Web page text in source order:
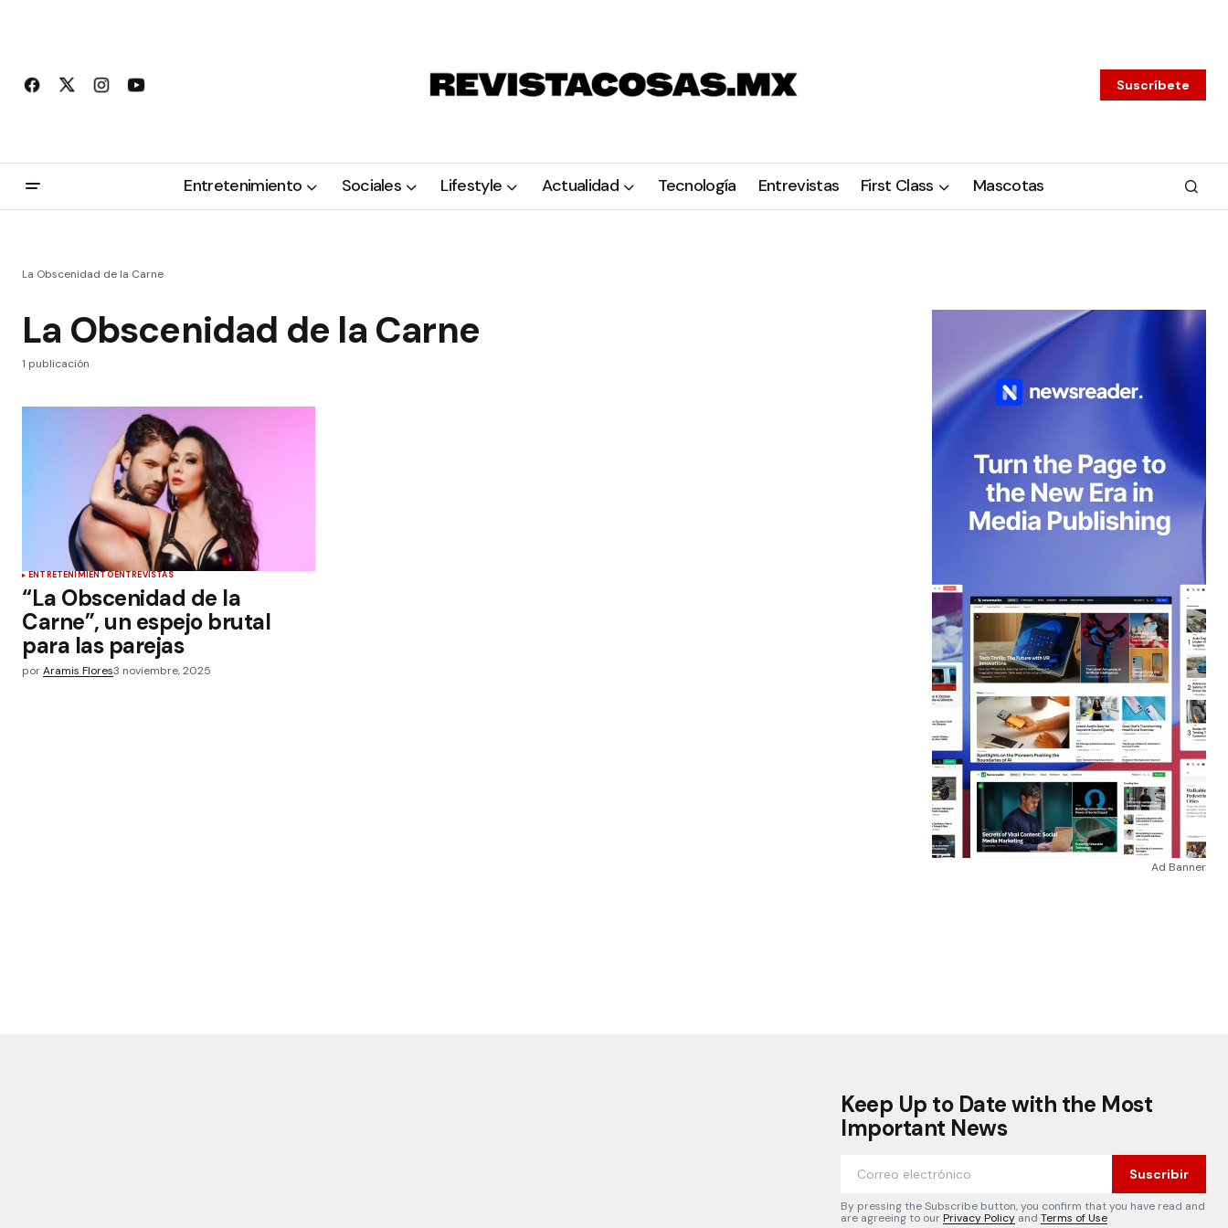
Suscríbete
Entretenimiento Sociales Lifestyle Actualidad Tecnología Entrevistas First Class Mascotas
La Obscenidad de la Carne
La Obscenidad de la Carne
1 publicación
ENTRETENIMIENTOENTREVISTAS
“La Obscenidad de la
Carne”, un espejo brutal
para las parejas
porAramis Flores3 noviembre, 2025
Ad Banner
Keep Up to Date with the Most
Important News
Suscribir
By pressing the Subscribe button, you confirm that you have read and
are agreeing to ourPrivacy Policy and Terms of Use